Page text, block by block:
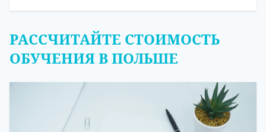
РАССЧИТАЙТЕ СТОИМОСТЬ
ОБУЧЕНИЯ В ПОЛЬШЕ